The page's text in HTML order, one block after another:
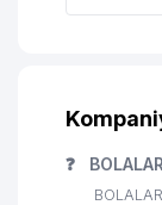
❓